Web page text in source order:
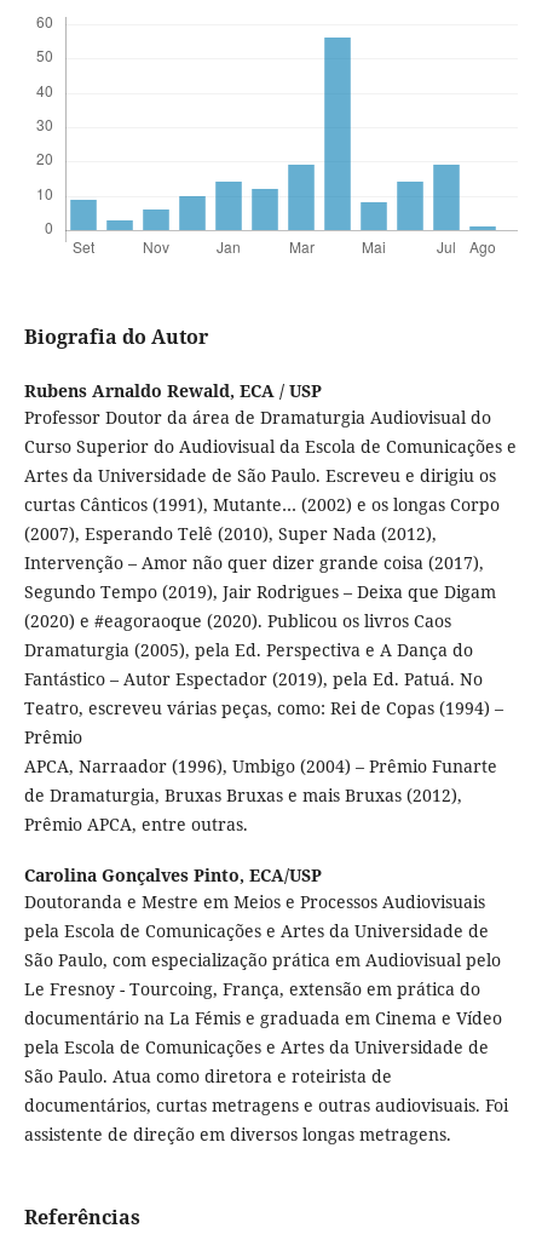
Biografia do Autor
Rubens Arnaldo Rewald, ECA / USP
Professor Doutor da área de Dramaturgia Audiovisual do
Curso Superior do Audiovisual da Escola de Comunicações e
Artes da Universidade de São Paulo. Escreveu e dirigiu os
curtas Cânticos (1991), Mutante… (2002) e os longas Corpo
(2007), Esperando Telê (2010), Super Nada (2012),
Intervenção – Amor não quer dizer grande coisa (2017),
Segundo Tempo (2019), Jair Rodrigues – Deixa que Digam
(2020) e #eagoraoque (2020). Publicou os livros Caos
Dramaturgia (2005), pela Ed. Perspectiva e A Dança do
Fantástico – Autor Espectador (2019), pela Ed. Patuá. No
Teatro, escreveu várias peças, como: Rei de Copas (1994) –
Prêmio
APCA, Narraador (1996), Umbigo (2004) – Prêmio Funarte
de Dramaturgia, Bruxas Bruxas e mais Bruxas (2012),
Prêmio APCA, entre outras.
Carolina Gonçalves Pinto, ECA/USP
Doutoranda e Mestre em Meios e Processos Audiovisuais
pela Escola de Comunicações e Artes da Universidade de
São Paulo, com especialização prática em Audiovisual pelo
Le Fresnoy - Tourcoing, França, extensão em prática do
documentário na La Fémis e graduada em Cinema e Vídeo
pela Escola de Comunicações e Artes da Universidade de
São Paulo. Atua como diretora e roteirista de
documentários, curtas metragens e outras audiovisuais. Foi
assistente de direção em diversos longas metragens.
Referências